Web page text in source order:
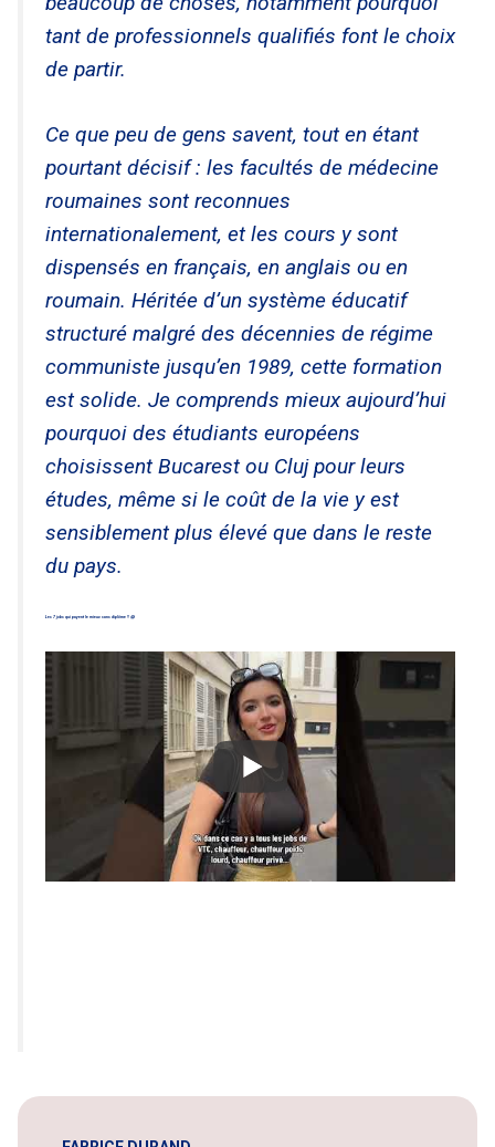
tant de professionnels qualifiés font le choix
de partir.
Ce que peu de gens savent, tout en étant
pourtant décisif : les facultés de médecine
roumaines sont reconnues
internationalement, et les cours y sont
dispensés en français, en anglais ou en
roumain. Héritée d’un système éducatif
structuré malgré des décennies de régime
communiste jusqu’en 1989, cette formation
est solide. Je comprends mieux aujourd’hui
pourquoi des étudiants européens
choisissent Bucarest ou Cluj pour leurs
études, même si le coût de la vie y est
sensiblement plus élevé que dans le reste
du pays.
Les 7 jobs qui payent le mieux sans diplôme !! 😱